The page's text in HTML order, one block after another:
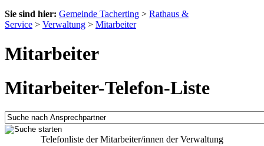
Sie sind hier: Gemeinde Tacherting > Rathaus &
Service > Verwaltung > Mitarbeiter
Mitarbeiter
Mitarbeiter-Telefon-Liste
Telefonliste der Mitarbeiter/innen der Verwaltung